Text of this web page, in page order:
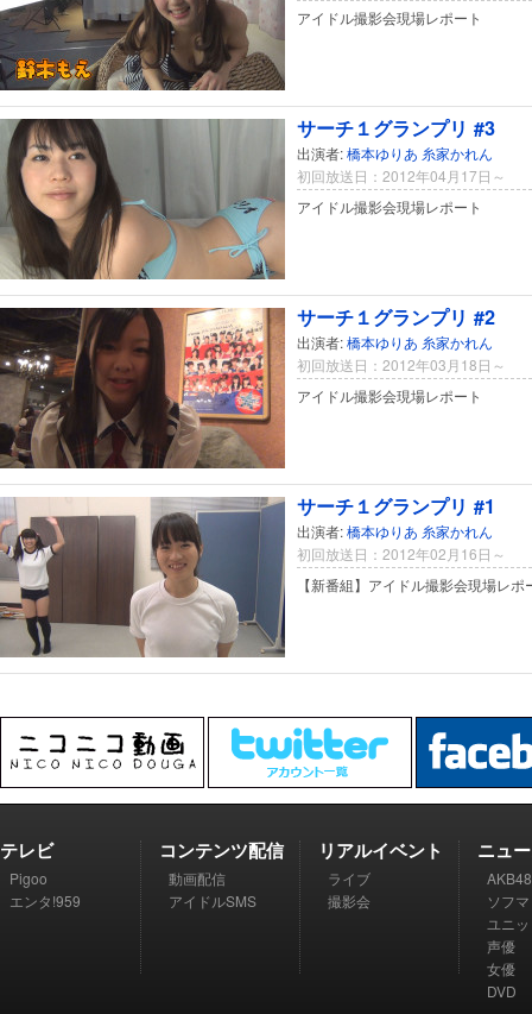
アイドル撮影会現場レポート
サーチ１グランプリ #3
出演者:橋本ゆりあ 糸家かれん
初回放送日：2012年04月17日～
アイドル撮影会現場レポート
サーチ１グランプリ #2
出演者:橋本ゆりあ 糸家かれん
初回放送日：2012年03月18日～
アイドル撮影会現場レポート
サーチ１グランプリ #1
出演者:橋本ゆりあ 糸家かれん
初回放送日：2012年02月16日～
【新番組】アイドル撮影会現場レポ
テレビ
Pigoo
エンタ!959
コンテンツ配信
動画配信
アイドルSMS
リアルイベント
ライブ
撮影会
ニュ
AKB48
ソフ
ユニ
声優
女優
DVD